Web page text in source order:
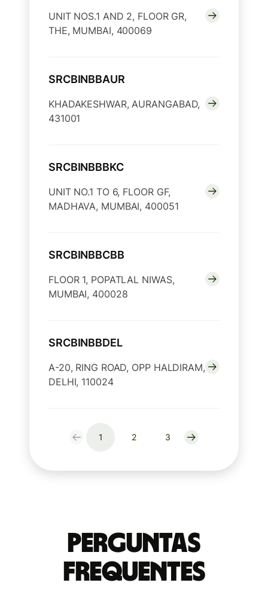
UNIT NOS.1 AND 2, FLOOR GR,
THE, MUMBAI, 400069
SRCBINBBAUR
KHADAKESHWAR, AURANGABAD,
431001
SRCBINBBBKC
UNIT NO.1 TO 6, FLOOR GF,
MADHAVA, MUMBAI, 400051
SRCBINBBCBB
FLOOR 1, POPATLAL NIWAS,
MUMBAI, 400028
SRCBINBBDEL
A-20, RING ROAD, OPP HALDIRAM,
DELHI, 110024
1 2 3
Perguntas
frequentes